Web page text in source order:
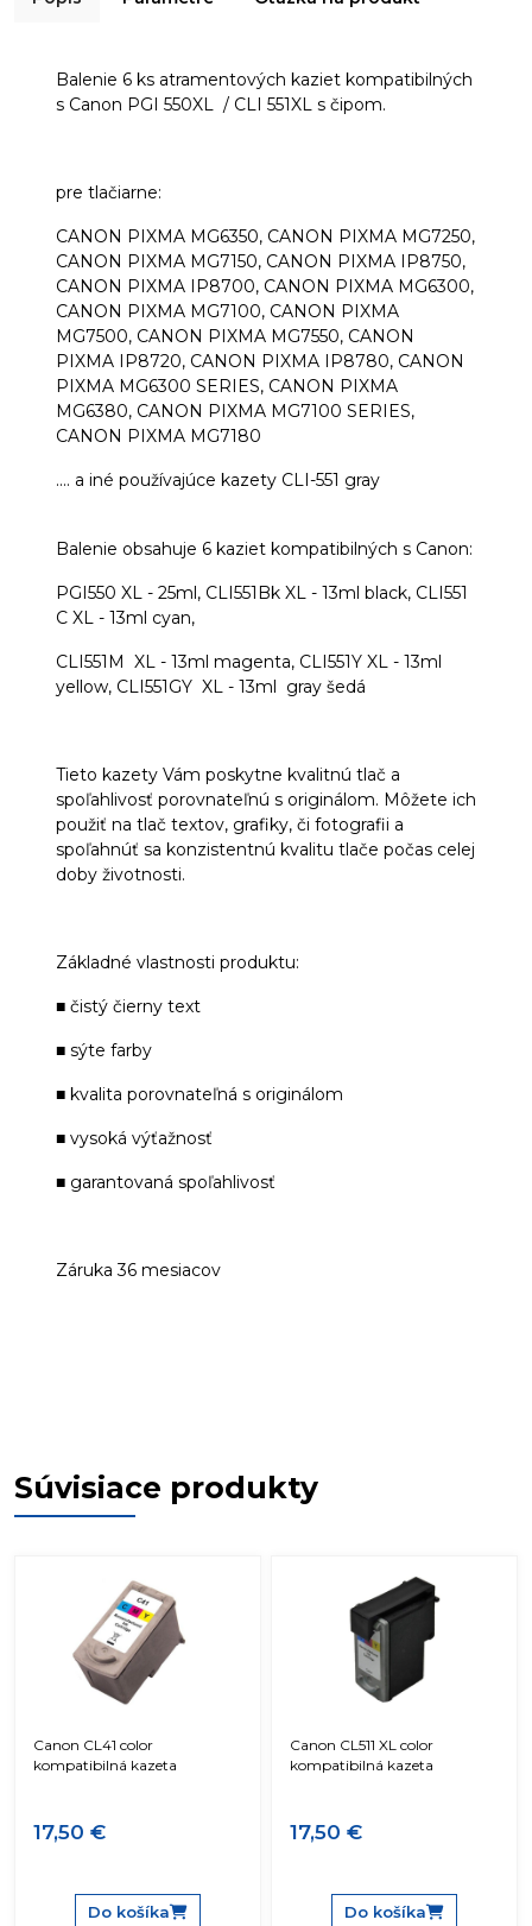
Balenie 6 ks atramentových kaziet kompatibilných
s Canon PGI 550XL / CLI 551XL s čipom.
pre tlačiarne:
CANON PIXMA MG6350, CANON PIXMA MG7250,
CANON PIXMA MG7150, CANON PIXMA IP8750,
CANON PIXMA IP8700, CANON PIXMA MG6300,
CANON PIXMA MG7100, CANON PIXMA
MG7500, CANON PIXMA MG7550, CANON
PIXMA IP8720, CANON PIXMA IP8780, CANON
PIXMA MG6300 SERIES, CANON PIXMA
MG6380, CANON PIXMA MG7100 SERIES,
CANON PIXMA MG7180
.... a iné používajúce kazety CLI-551 gray
Balenie obsahuje 6 kaziet kompatibilných s Canon:
PGI550 XL - 25ml, CLI551Bk XL - 13ml black, CLI551
C XL - 13ml cyan,
CLI551M XL - 13ml magenta, CLI551Y XL - 13ml
yellow, CLI551GY XL - 13ml gray šedá
Tieto kazety Vám poskytne kvalitnú tlač a
spoľahlivosť porovnateľnú s originálom. Môžete ich
použiť na tlač textov, grafiky, či fotografii a
spoľahnúť sa konzistentnú kvalitu tlače počas celej
doby životnosti.
Základné vlastnosti produktu:
■ čistý čierny text
■ sýte farby
■ kvalita porovnateľná s originálom
■ vysoká výťažnosť
■ garantovaná spoľahlivosť
Záruka 36 mesiacov
Súvisiace produkty
Canon CL41 color
kompatibilná kazeta
17,50 €
Do košíka
Canon CL511 XL color
kompatibilná kazeta
17,50 €
Do košíka